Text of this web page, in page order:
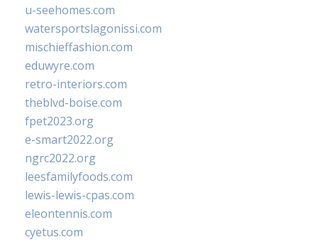
u-seehomes.com
watersportslagonissi.com
mischieffashion.com
eduwyre.com
retro-interiors.com
theblvd-boise.com
fpet2023.org
e-smart2022.org
ngrc2022.org
leesfamilyfoods.com
lewis-lewis-cpas.com
eleontennis.com
cyetus.com